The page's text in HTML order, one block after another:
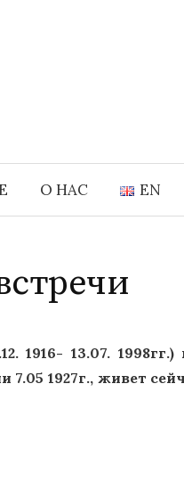
О НАС EN
13.07. 1998гг.)
1927г., живет